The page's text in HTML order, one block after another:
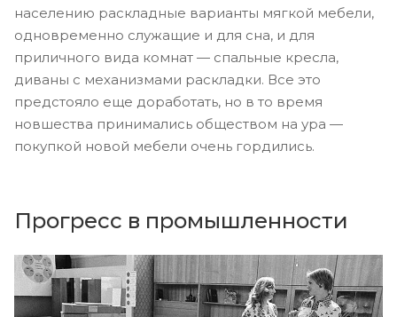
населению раскладные варианты мягкой мебели,
одновременно служащие и для сна, и для
приличного вида комнат — спальные кресла,
диваны с механизмами раскладки. Все это
предстояло еще доработать, но в то время
новшества принимались обществом на ура —
покупкой новой мебели очень гордились.
Прогресс в промышленности